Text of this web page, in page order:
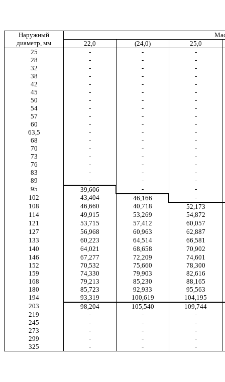
Наружный
диаметр, мм
22,0
(24,0)
25,0
25
- -
-
28
- -
-
32
- -
-
38
- -
-
42
- -
-
45
- -
-
50
- -
-
54
- -
-
57
- -
-
60
- -
-
63,5
- -
-
68
- -
-
70
- -
-
73
- -
-
76
- -
-
83
- -
-
89
- -
-
95
39,606 -
-
102
43,404 46,166
-
108
46,660 40,718
52,173
114
49,915 53,269
54,872
121
53,715 57,412
60,057
127
56,968 60,963
62,887
133
60,223 64,514
66,581
140
64,021 68,658
70,902
146
67,277 72,209
74,601
152
70,532 75,660
78,300
159
74,330 79,903
82,616
168
79,213 85,230
88,165
180
85,723 92,933
95,563
194
93,319 100,619
104,195
203
98,204 105,540
109,744
219
- -
-
245
- -
-
273
- -
-
299
- -
-
325
- - -